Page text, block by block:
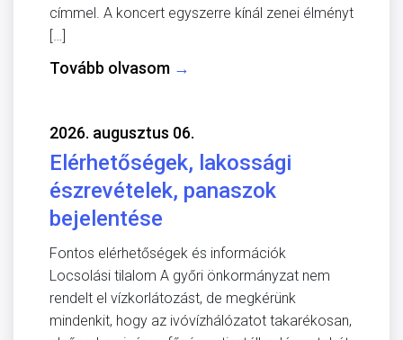
címmel. A koncert egyszerre kínál zenei élményt
[…]
Tovább olvasom →
2026. augusztus 06.
Elérhetőségek, lakossági
észrevételek, panaszok
bejelentése
Fontos elérhetőségek és információk
Locsolási tilalom A győri önkormányzat nem
rendelt el vízkorlátozást, de megkérünk
mindenkit, hogy az ivóvízhálózatot takarékosan,